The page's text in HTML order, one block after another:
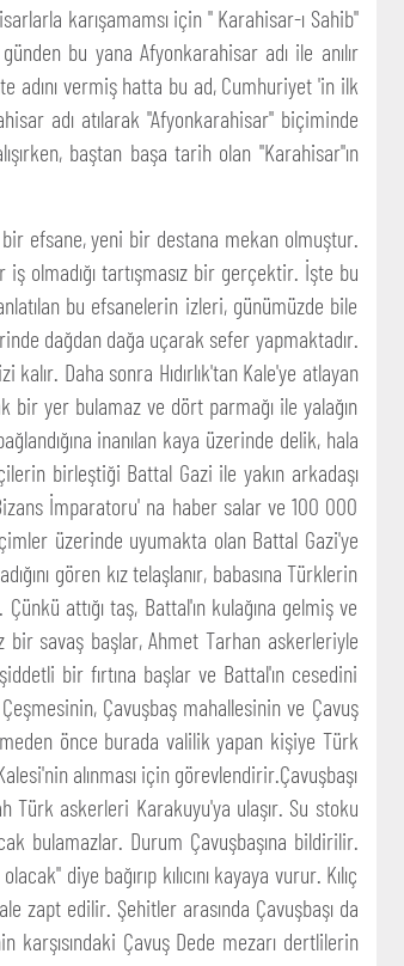
karışamamsı için " Karahisar-ı Sahib"
bu yana Afyonkarahisar adı ile anılır
vermiş hatta bu ad, Cumhuriyet 'in ilk
adı atılarak "Afyonkarahisar" biçiminde
baştan başa tarih olan "Karahisar"ın
efsane, yeni bir destana mekan olmuştur.
olmadığı tartışmasız bir gerçektir. İşte bu
bu efsanelerin izleri, günümüzde bile
dağdan dağa uçarak sefer yapmaktadır.
Daha sonra Hıdırlık'tan Kale'ye atlayan
bir yer bulamaz ve dört parmağı ile yalağın
inanılan kaya üzerinde delik, hala
birleştiği Battal Gazi ile yakın arkadaşı
İmparatoru' na haber salar ve 100 000
üzerinde uyumakta olan Battal Gazi'ye
gören kız telaşlanır, babasına Türklerin
attığı taş, Battal'ın kulağına gelmiş ve
bir savaş başlar, Ahmet Tarhan askerleriyle
bir fırtına başlar ve Battal'ın cesedini
Çavuşbaş mahallesinin ve Çavuş
önce burada valilik yapan kişiye Türk
alınması için görevlendirir.Çavuşbaşı
Türk askerleri Karakuyu'ya ulaşır. Su stoku
bulamazlar. Durum Çavuşbaşına bildirilir.
diye bağırıp kılıcını kayaya vurur. Kılıç
zapt edilir. Şehitler arasında Çavuşbaşı da
Çavuş Dede mezarı dertlilerin